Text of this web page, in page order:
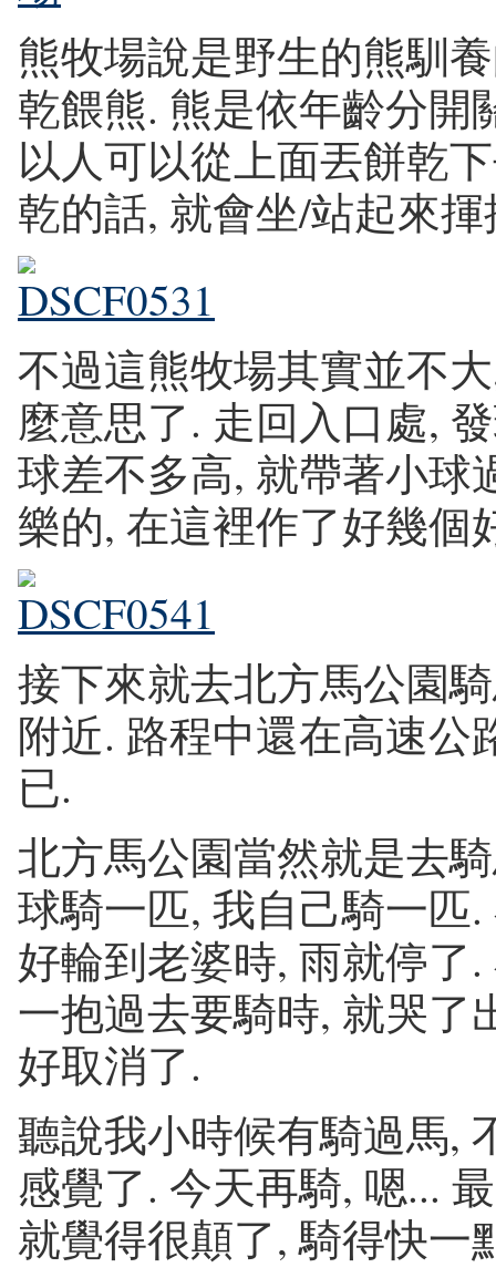
熊牧場說是野生的熊馴
乾餵熊. 熊是依年齡分開
以人可以從上面丟餅乾
乾的話, 就會坐/站起來
不過這熊牧場其實並不
麼意思了. 走回入口處,
球差不多高, 就帶著小球
樂的, 在這裡作了好幾個
接下來就去北方馬公園
附近. 路程中還在高速公
已.
北方馬公園當然就是去
球騎一匹, 我自己騎一匹
好輪到老婆時, 雨就停了
一抱過去要騎時, 就哭了
好取消了.
聽說我小時候有騎過馬,
感覺了. 今天再騎, 嗯...
就覺得很顛了, 騎得快一